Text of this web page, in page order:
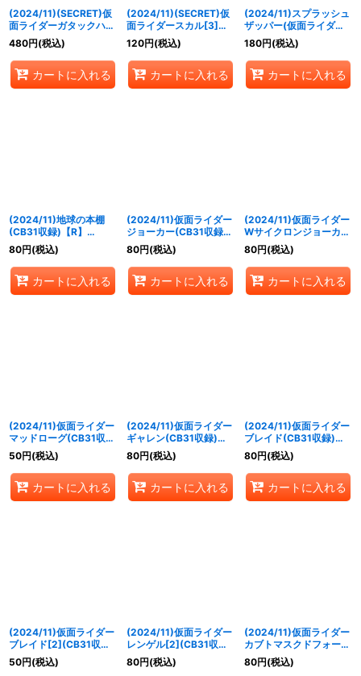
(2024/11)(SECRET)仮
面ライダーガタックハイ
パーフォーム[2]【M-
SEC】{CB31-007}
《赤》
480円(税込)
カートに入れる
(2024/11)(SECRET)仮
面ライダースカル[3]
【M-SEC】{CB31-013}
《多》
120円(税込)
カートに入れる
(2024/11)スプラッシュ
ザッパー(仮面ライダー
ガッチャードイラスト)
【C】{BS44-096}
《青》
180円(税込)
カートに入れる
(2024/11)地球の本棚
(CB31収録)【R】
{CB04-068}《緑》
80円(税込)
カートに入れる
(2024/11)仮面ライダー
ジョーカー(CB31収録)
【C】{CB06-018}
《紫》
80円(税込)
カートに入れる
(2024/11)仮面ライダー
Wサイクロンジョーカー
エクストリーム[2]
(CB31収録)【R】
{CB06-045}《多》
80円(税込)
カートに入れる
(2024/11)仮面ライダー
マッドローグ(CB31収
録)【C】{CB08-034}
《多》
50円(税込)
カートに入れる
(2024/11)仮面ライダー
ギャレン(CB31収録)
【R】{CB08-046}
《黄》
80円(税込)
カートに入れる
(2024/11)仮面ライダー
ブレイド(CB31収録)
【R】{CB08-047}
《黄》
80円(税込)
カートに入れる
(2024/11)仮面ライダー
ブレイド[2](CB31収録)
【C】{CB08-051}
《黄》
50円(税込)
(2024/11)仮面ライダー
レンゲル[2](CB31収録)
【R】{CB08-056}
《黄》
80円(税込)
(2024/11)仮面ライダー
カブトマスクドフォーム
(CB31収録)【R】
{CB09-002}《赤》
80円(税込)